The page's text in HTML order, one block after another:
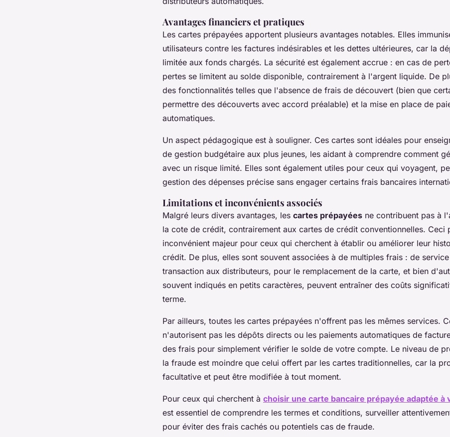
Avantages financiers et pratiques
Les cartes prépayées apportent plusieurs avantages notables. Elles
utilisateurs contre les factures indésirables et les dettes ultérieures, car la
limitée aux fonds chargés. La sécurité est également accrue : en cas de
pertes se limitent au solde disponible, contrairement à l'argent liquide. De
des fonctionnalités telles que l'absence de frais de découvert (bien que
permettre des découverts avec accord préalable) et la mise en place de
automatiques.
Un aspect pédagogique est à souligner. Ces cartes sont idéales pour
de gestion budgétaire aux plus jeunes, les aidant à comprendre comment
avec un risque limité. Elles sont également utiles pour ceux qui voyagent,
gestion des dépenses précise sans engager certains frais bancaires
Limitations et inconvénients associés
Malgré leurs divers avantages, les cartes prépayées ne contribuent pas à
la cote de crédit, contrairement aux cartes de crédit conventionnelles. Ceci
inconvénient majeur pour ceux qui cherchent à établir ou améliorer leur
crédit. De plus, elles sont souvent associées à de multiples frais : de
transaction aux distributeurs, pour le remplacement de la carte, et bien
souvent indiqués en petits caractères, peuvent entraîner des coûts
terme.
Par ailleurs, toutes les cartes prépayées n'offrent pas les mêmes services.
n'autorisent pas les dépôts directs ou les paiements automatiques de
des frais pour simplement vérifier le solde de votre compte. Le niveau de
la fraude est moindre que celui offert par les cartes traditionnelles, car la
facultative et peut être modifiée à tout moment.
Pour ceux qui cherchent à choisir une carte bancaire prépayée adaptée à
est essentiel de comprendre les termes et conditions, surveiller
pour éviter des frais cachés ou potentiels cas de fraude.